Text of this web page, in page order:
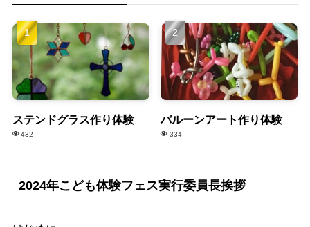
ステンドグラス作り体験
432
バルーンアート作り体験
334
2024年こども体験フェス実行委員長挨拶